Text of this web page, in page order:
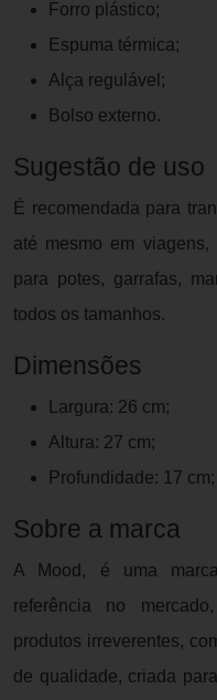
Forro plástico;
Espuma térmica;
Alça regulável;
Bolso externo.
Sugestão de uso
É recomendada para
até mesmo em
para potes, garrafas,
todos os tamanhos.
Dimensões
Largura: 26 cm;
Altura: 27 cm;
Profundidade: 17 cm;
Sobre a marca
A Mood, é uma
referência no
produtos irreverentes,
de qualidade, criada